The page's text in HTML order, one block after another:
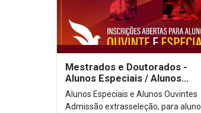
Mestrados e Doutorados -
Alunos Especiais / Alunos
Ouvintes - 2026.1
Alunos Especiais e Alunos Ouvintes
Admissão extrasseleção, para aluno